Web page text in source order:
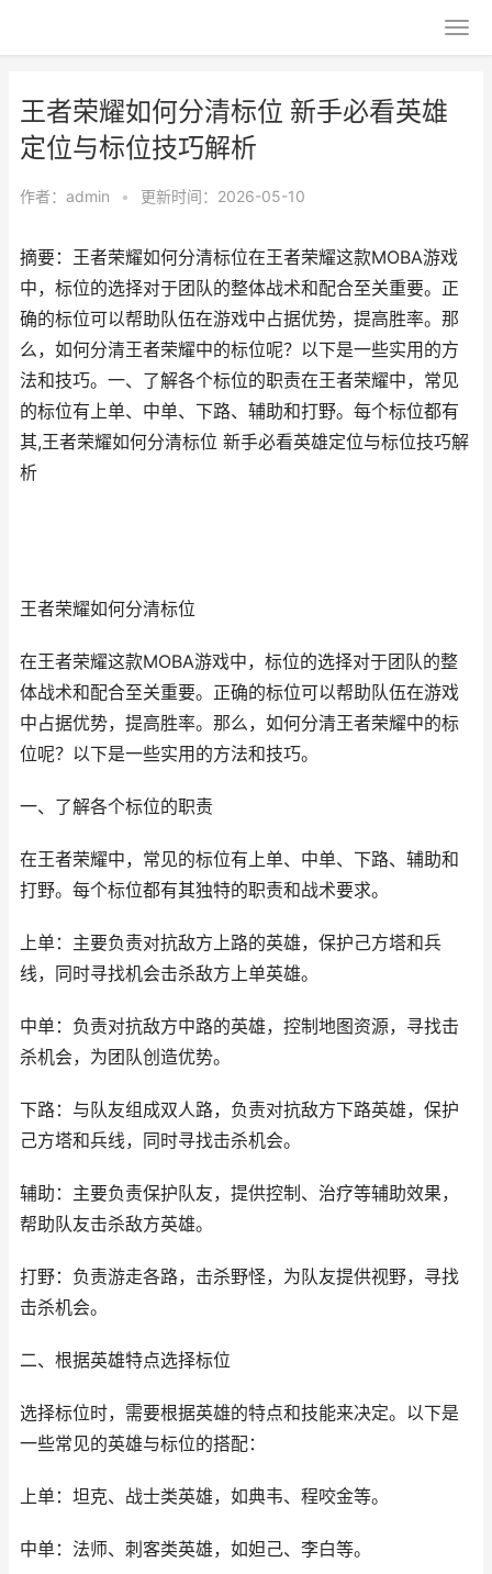
王者荣耀如何分清标位 新手必看英雄
定位与标位技巧解析
作者： admin • 更新时间：2026-05-10
摘要：王者荣耀如何分清标位在王者荣耀这款MOBA游戏
中，标位的选择对于团队的整体战术和配合至关重要。正
确的标位可以帮助队伍在游戏中占据优势，提高胜率。那
么，如何分清王者荣耀中的标位呢？以下是一些实用的方
法和技巧。一、了解各个标位的职责在王者荣耀中，常见
的标位有上单、中单、下路、辅助和打野。每个标位都有
其,王者荣耀如何分清标位 新手必看英雄定位与标位技巧解
析
王者荣耀如何分清标位
在王者荣耀这款MOBA游戏中，标位的选择对于团队的整
体战术和配合至关重要。正确的标位可以帮助队伍在游戏
中占据优势，提高胜率。那么，如何分清王者荣耀中的标
位呢？以下是一些实用的方法和技巧。
一、了解各个标位的职责
在王者荣耀中，常见的标位有上单、中单、下路、辅助和
打野。每个标位都有其独特的职责和战术要求。
上单：主要负责对抗敌方上路的英雄，保护己方塔和兵
线，同时寻找机会击杀敌方上单英雄。
中单：负责对抗敌方中路的英雄，控制地图资源，寻找击
杀机会，为团队创造优势。
下路：与队友组成双人路，负责对抗敌方下路英雄，保护
己方塔和兵线，同时寻找击杀机会。
辅助：主要负责保护队友，提供控制、治疗等辅助效果，
帮助队友击杀敌方英雄。
打野：负责游走各路，击杀野怪，为队友提供视野，寻找
击杀机会。
二、根据英雄特点选择标位
选择标位时，需要根据英雄的特点和技能来决定。以下是
一些常见的英雄与标位的搭配：
上单：坦克、战士类英雄，如典韦、程咬金等。
中单：法师、刺客类英雄，如妲己、李白等。